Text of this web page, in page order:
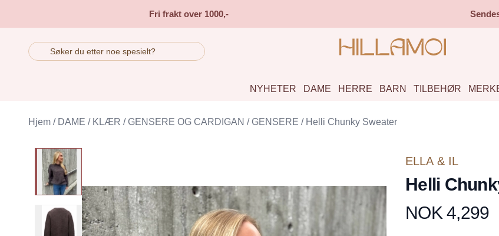
Fri frakt over 1000,-
NYHETER DAME HERRE BARN TILBEHØR
Hjem / DAME / KLÆR / GENSERE OG CARDIGAN / GENSERE / Helli Chunky Sweater
ELLA & IL
Helli
Produktdetaljer
NOK 4,299